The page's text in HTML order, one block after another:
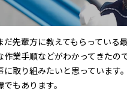
だ先輩方に教えてもらっている
作業手順などがわかってきたの
に取り組みたいと思っています
もあります。